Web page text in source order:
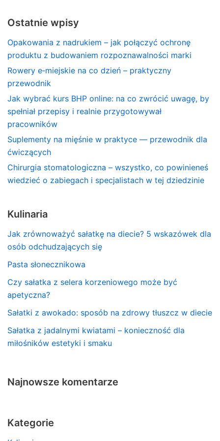
Ostatnie wpisy
Opakowania z nadrukiem – jak połączyć ochronę
produktu z budowaniem rozpoznawalności marki
Rowery e‑miejskie na co dzień – praktyczny
przewodnik
Jak wybrać kurs BHP online: na co zwrócić uwagę, by
spełniał przepisy i realnie przygotowywał
pracowników
Suplementy na mięśnie w praktyce — przewodnik dla
ćwiczących
Chirurgia stomatologiczna – wszystko, co powinieneś
wiedzieć o zabiegach i specjalistach w tej dziedzinie
Kulinaria
Jak zrównoważyć sałatkę na diecie? 5 wskazówek dla
osób odchudzających się
Pasta słonecznikowa
Czy sałatka z selera korzeniowego może być
apetyczna?
Sałatki z awokado: sposób na zdrowy tłuszcz w diecie
Sałatka z jadalnymi kwiatami – konieczność dla
miłośników estetyki i smaku
Najnowsze komentarze
Kategorie